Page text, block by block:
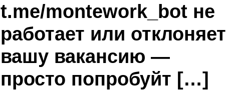
t.me/montework_bot не
работает или отклоняет
вашу вакансию —
просто попробуйт […]